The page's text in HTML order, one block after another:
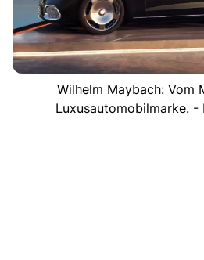
Wilhelm Maybach: Vom
Luxusautomobilmarke. -